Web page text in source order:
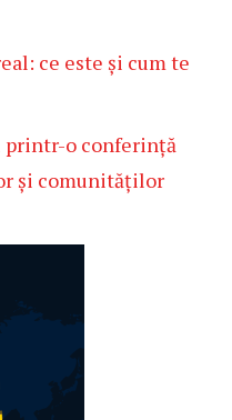
ce este și cum te
printr-o conferință
și comunităților